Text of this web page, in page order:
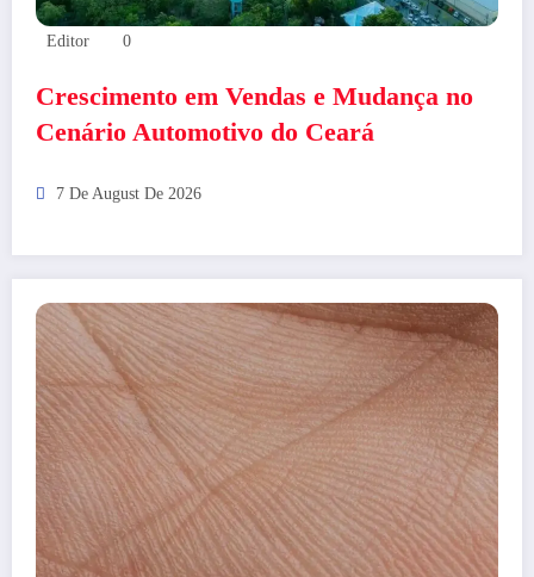
Editor 0
Crescimento em Vendas e Mudança no
Cenário Automotivo do Ceará
7 De August De 2026